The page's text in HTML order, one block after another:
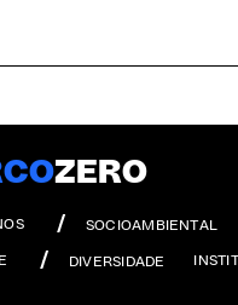
ZERO
SOCIOAMBIENTAL
DIVERSIDADE